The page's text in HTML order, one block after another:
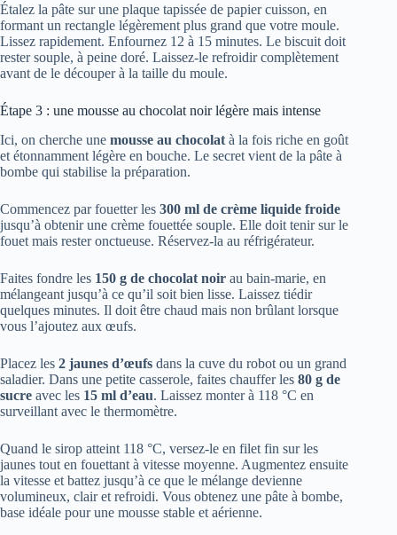
Étalez la pâte sur une plaque tapissée de papier cuisson, en
formant un rectangle légèrement plus grand que votre moule.
Lissez rapidement. Enfournez 12 à 15 minutes. Le biscuit doit
rester souple, à peine doré. Laissez-le refroidir complètement
avant de le découper à la taille du moule.
Étape 3 : une mousse au chocolat noir légère mais intense
Ici, on cherche une mousse au chocolat à la fois riche en goût
et étonnamment légère en bouche. Le secret vient de la pâte à
bombe qui stabilise la préparation.
Commencez par fouetter les 300 ml de crème liquide froide
jusqu’à obtenir une crème fouettée souple. Elle doit tenir sur le
fouet mais rester onctueuse. Réservez-la au réfrigérateur.
Faites fondre les 150 g de chocolat noir au bain-marie, en
mélangeant jusqu’à ce qu’il soit bien lisse. Laissez tiédir
quelques minutes. Il doit être chaud mais non brûlant lorsque
vous l’ajoutez aux œufs.
Placez les 2 jaunes d’œufs dans la cuve du robot ou un grand
saladier. Dans une petite casserole, faites chauffer les 80 g de
sucre avec les 15 ml d’eau. Laissez monter à 118 °C en
surveillant avec le thermomètre.
Quand le sirop atteint 118 °C, versez-le en filet fin sur les
jaunes tout en fouettant à vitesse moyenne. Augmentez ensuite
la vitesse et battez jusqu’à ce que le mélange devienne
volumineux, clair et refroidi. Vous obtenez une pâte à bombe,
base idéale pour une mousse stable et aérienne.